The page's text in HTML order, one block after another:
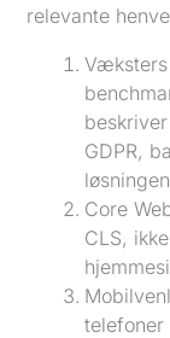
relevante
Væksters
GDPR,
Core
CLS,